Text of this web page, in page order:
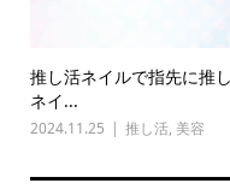
推し活ネイルで指先に推
ネイ...
2024.11.25 推し活, 美容